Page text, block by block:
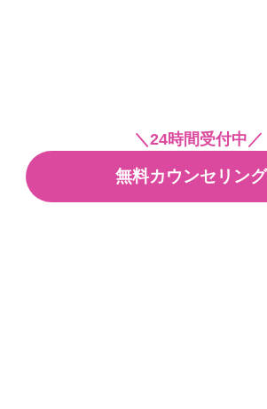
＼24時間受付中／
無料カウンセリング